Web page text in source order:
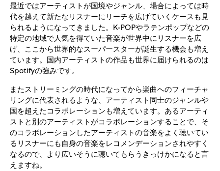
最近ではアーティストが国境やジャンル、場合によっては時
代を越えて新たなリスナーにリーチを広げていくケースも見
られるようになってきました。K-POPやラテンポップなどの
特定の地域で人気を得ていた音楽が世界中にリスナーを広
げ、ここから世界的なスーパースターが誕生する機会も増え
ています。国内アーティストの作品も世界に届けられるのは
Spotifyの強みです。
またストリーミングの時代になってから楽曲へのフィーチャ
リングに代表されるような、アーティスト同士のジャンルや
国を超えたコラボレーションも増えています。あるアーティ
ストと別のアーティストがコラボレーションすることで、そ
のコラボレーションしたアーティストの音楽をよく聴いてい
るリスナーにも自身の音楽をレコメンデーションされやすく
なるので、より広いそうに聴いてもらうきっけかになると言
えますね。